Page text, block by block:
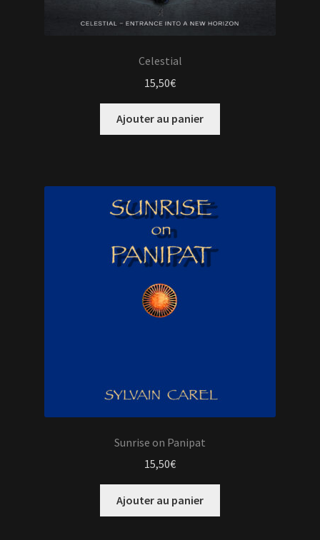
Celestial
15,50€
Ajouter au panier
Sunrise on Panipat
15,50€
Ajouter au panier